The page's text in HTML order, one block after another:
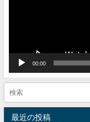
00:00
最近の投稿